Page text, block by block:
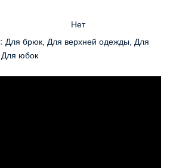
Нет
: Для брюк Для верхней одежды Для
Для юбок